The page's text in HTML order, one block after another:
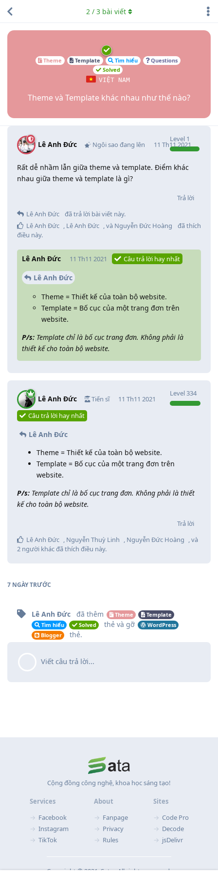
Theme Template Tìm hiểu
Questions
Solved
VIỆT NAM
Theme và Template khác nhau như thế nào?
2/ 3bài viết
Lê Anh Đức Ngôi sao đang lên
Level 1
11 Th11 2021
Rất dễ nhầm lẫn giữa theme và template. Điểm khác
nhau giữa theme và template là gì?
Trả lời
Lê Anh Đức
đã trả lời bài viết này.
Lê Anh Đức , Lê Anh Đức , và Nguyễn Đức Hoàng
đã thích
điều này.
Lê Anh Đức 11 Th11 2021 Câu trả lời hay nhất
Lê Anh Đức
Theme = Thiết kế của toàn bộ website.
Template = Bố cục của một trang đơn trên
website.
P/s: Template chỉ là bố cục trang đơn. Không phải là
thiết kế cho toàn bộ website.
Lê Anh Đức Tiến sĩ
Level334
11 Th11 2021
Câu trả lời hay nhất
Lê Anh Đức
Theme = Thiết kế của toàn bộ website.
Template = Bố cục của một trang đơn trên
website.
P/s: Template chỉ là bố cục trang đơn. Không phải là thiết
kế cho toàn bộ website.
Trả lời
Lê Anh Đức , Nguyễn Thuỳ Linh , Nguyễn Đức Hoàng , và
2 người khácđã thích điều này.
7 NGÀYTRƯỚC
Lê Anh Đức đã thêm Theme
Template
Tìm hiểu
Solved thẻ và gỡ
WordPress
Blogger
thẻ.
Viết câu trả lời...
Cộng đồng công nghệ, khoa học sáng tạo!
Services
Facebook
Instagram
TikTok
About
Fanpage
Privacy
Rules
Sites
Code Pro
Decode
jsDelivr
Copyright © 2021‧ Sata ‧ All rights reserved.